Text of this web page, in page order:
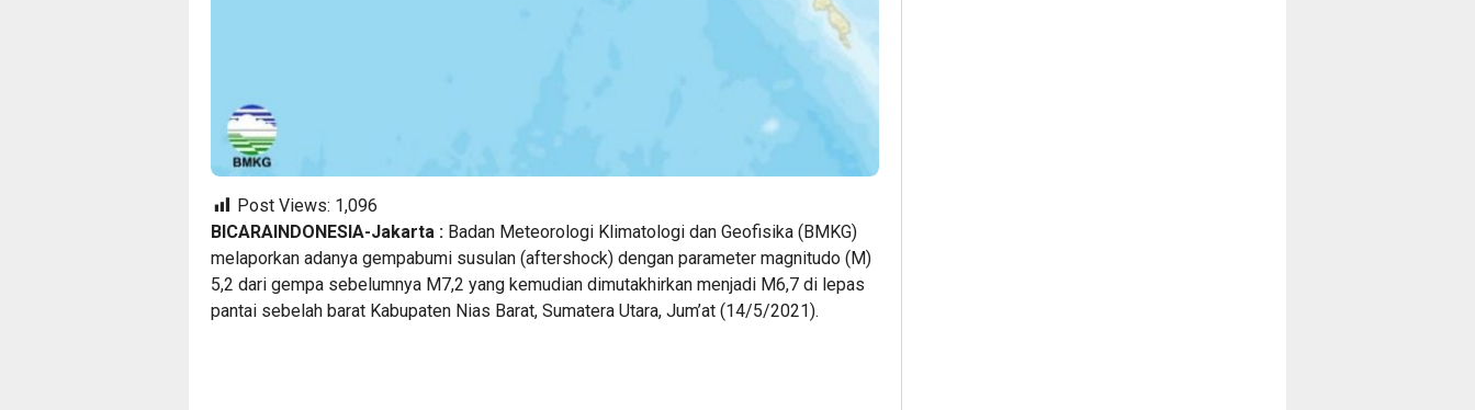
Post Views: 1,096
BICARAINDONESIA-Jakarta : Badan Meteorologi Klimatologi dan Geofisika (BMKG)
melaporkan adanya gempabumi susulan (aftershock) dengan parameter magnitudo (M)
5,2 dari gempa sebelumnya M7,2 yang kemudian dimutakhirkan menjadi M6,7 di lepas
pantai sebelah barat Kabupaten Nias Barat, Sumatera Utara, Jum’at (14/5/2021).